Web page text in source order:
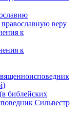
веру
к
к
библейских
Сильвестр